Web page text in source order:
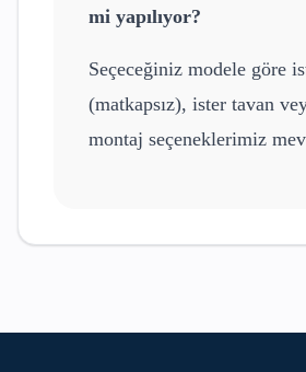
mi yapılıyor?
Seçeceğiniz modele göre
(matkapsız), ister tavan
montaj seçeneklerimiz